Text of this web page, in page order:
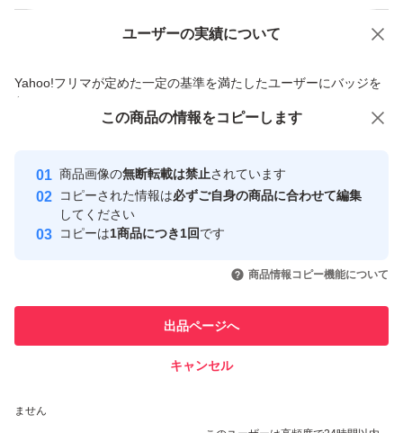
ユーザーの実績について
Yahoo!フリマが定めた一定の基準を満たしたユーザーにバッジを
付与しています
安心取引出品者
心・安全なユーザーです
取引実績
引を完了させた実績があります
での取引実績があります
ません
価格の相談 商品への質問
この商品の情報をコピーします
商品画像の無断転載は禁止されています
コピーされた情報は必ずご自身の商品に合わせて編集
してください
コピーは1商品につき1回です
商品情報コピー機能について
出品ページへ
キャンセル
この商品をみている人にオススメ